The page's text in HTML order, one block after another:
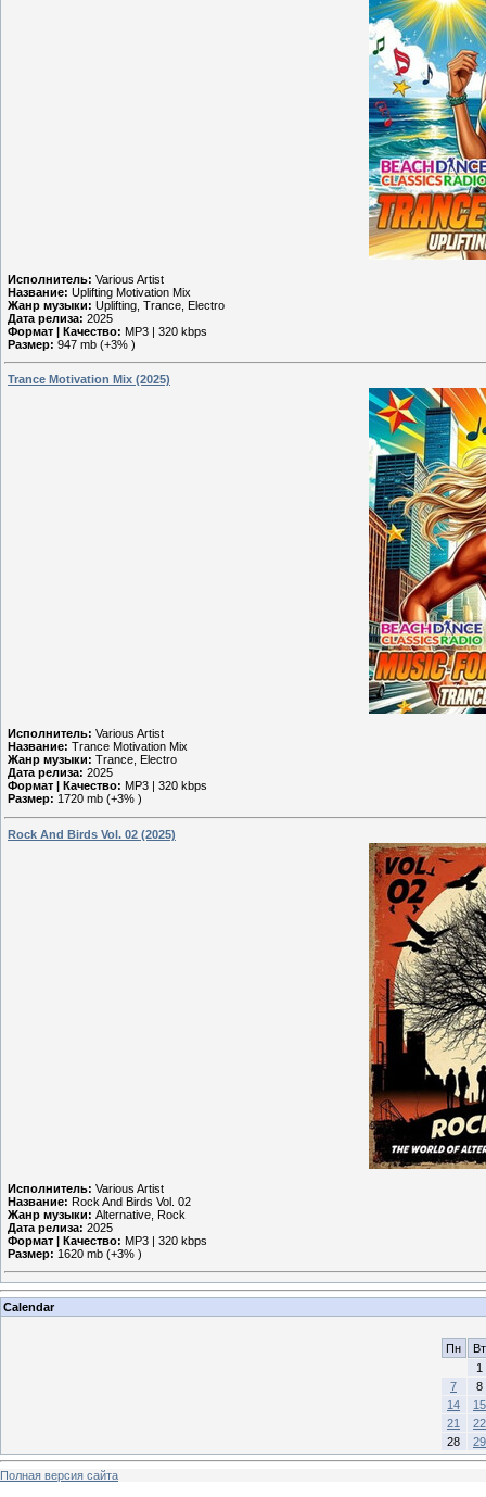
Исполнитель: Various Artist
Название: Uplifting Motivation Mix
Жанр музыки: Uplifting, Trance, Electro
Дата релиза: 2025
Формат | Качество: MP3 | 320 kbps
Размер: 947 mb (+3% )
Trance Motivation Mix (2025)
Исполнитель: Various Artist
Название: Trance Motivation Mix
Жанр музыки: Trance, Electro
Дата релиза: 2025
Формат | Качество: MP3 | 320 kbps
Размер: 1720 mb (+3% )
Rock And Birds Vol. 02 (2025)
Исполнитель: Various Artist
Название: Rock And Birds Vol. 02
Жанр музыки: Alternative, Rock
Дата релиза: 2025
Формат | Качество: MP3 | 320 kbps
Размер: 1620 mb (+3% )
Calendar
Пн
Вт
1
7
8
14
15
21
22
28
29
Полная версия сайта